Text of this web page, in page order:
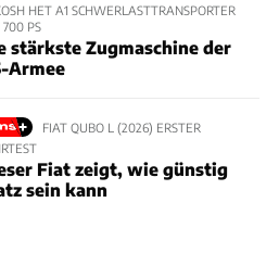
HET A1 SCHWERLASTTRANSPORTER
700 PS
stärkste Zugmaschine der
Armee
FIAT QUBO L (2026) ERSTER
Fiat zeigt, wie günstig
sein kann